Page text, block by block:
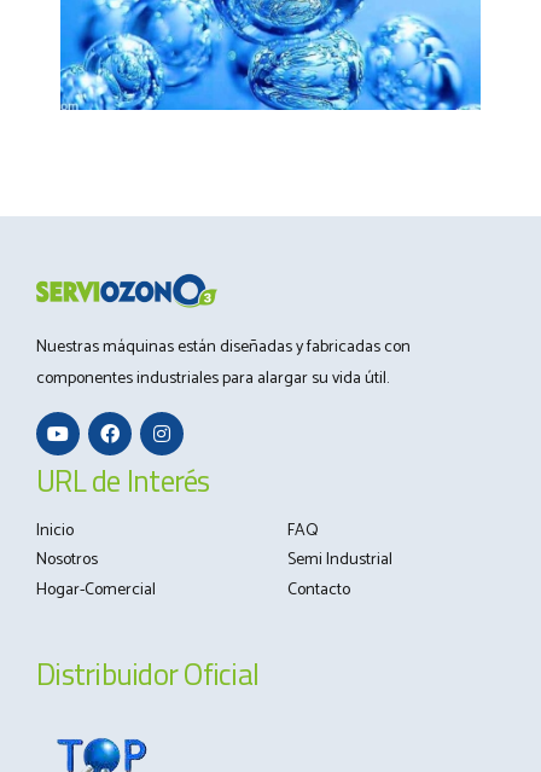
Nuestras máquinas están diseñadas y fabricadas con
componentes industriales para alargar su vida útil.
URL de Interés
Inicio
FAQ
Nosotros
Semi Industrial
Hogar-Comercial
Contacto
Distribuidor Oficial